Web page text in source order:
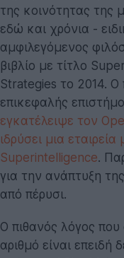
της κοινότητας της
εδώ και χρόνια -
αμφιλεγόμενος
βιβλίο με τίτλο
Strategies το 2014. Ο
επικεφαλής
εγκατέλειψε τον
ιδρύσει μια
Superintelligence.
για την ανάπτυξη
από πέρυσι.
Ο πιθανός λόγος
αριθμό είναι επειδή